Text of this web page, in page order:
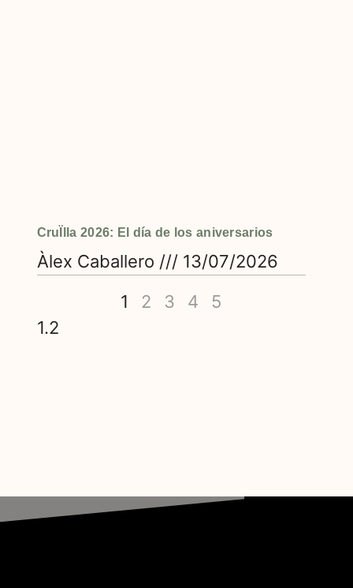
CruÏlla 2026: El día de los aniversarios
Àlex Caballero
13/07/2026
1
2 3 4 5